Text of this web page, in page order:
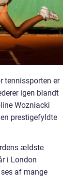
tennissporten er
igen blandt
Wozniacki
prestigefyldte
ældste
i London
af mange